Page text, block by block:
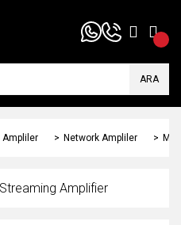
ARA
Ampliler Network Ampliler
Amplifier